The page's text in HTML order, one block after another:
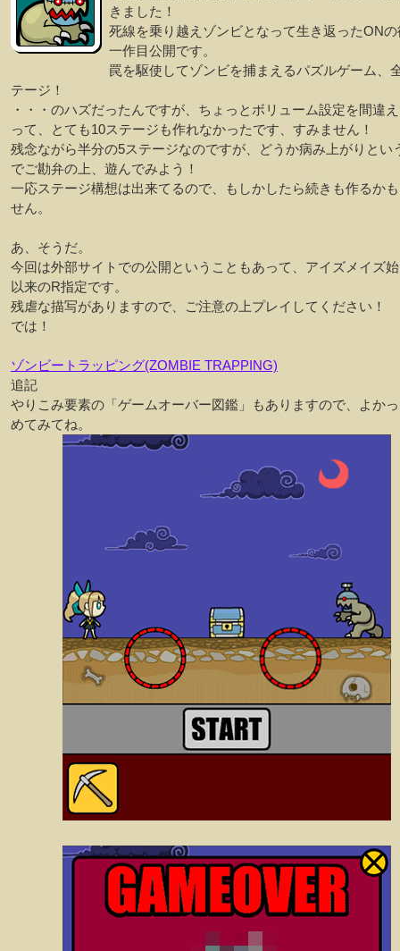
きました！
死線を乗り越えゾンビとなって生き返ったON
一作目公開です。
罠を駆使してゾンビを捕まえるパズルゲーム、
テージ！
・・・のハズだったんですが、ちょっとボリューム設定を間違
って、とても10ステージも作れなかったです、すみません！
残念ながら半分の5ステージなのですが、どうか病み上がりとい
でご勘弁の上、遊んでみよう！
一応ステージ構想は出来てるので、もしかしたら続きも作るか
せん。
あ、そうだ。
今回は外部サイトでの公開ということもあって、アイズメイズ
以来のR指定です。
残虐な描写がありますので、ご注意の上プレイしてください！
では！
ゾンビートラッピング(ZOMBIE TRAPPING)
追記
やりこみ要素の「ゲームオーバー図鑑」もありますので、よか
めてみてね。